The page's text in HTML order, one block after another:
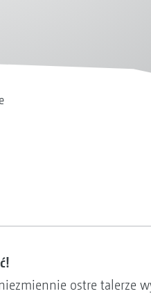
ostre talerze